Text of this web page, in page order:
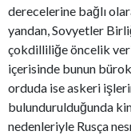
derecelerine bağlı
yandan, Sovyetler
çokdilliliğe öncelik
içerisinde bunun
orduda ise askeri
bulundurulduğunda
nedenleriyle Rusça